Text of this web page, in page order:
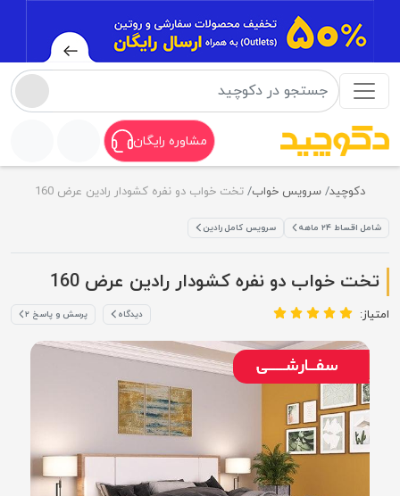
مشاوره رایگان
دکوچید سرویس خواب تخت خواب دو نفره کشودار رادین عرض 160
شامل اقساط ۲۴ ماهه سرویس کامل رادین
تخت خواب دو نفره کشودار رادین عرض 160
امتیاز: دیدگاه پرسش و پاسخ ۲